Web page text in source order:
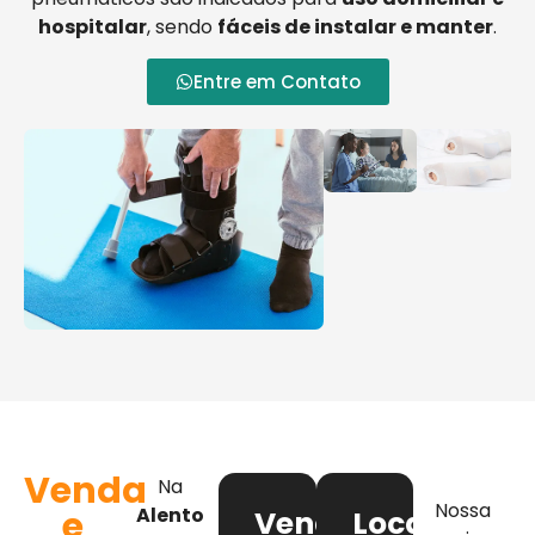
hospitalar, sendo fáceis de instalar e manter.
Entre em Contato
Venda Na
Alento
VendaLocação
Nossa